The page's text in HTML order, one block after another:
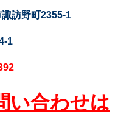
訪野町2355-1
1
い合わせは